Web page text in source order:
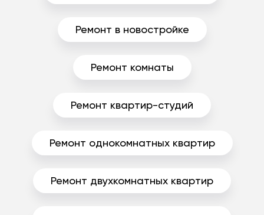
Ремонт в новостройке
Ремонт комнаты
Ремонт квартир-студий
Ремонт однокомнатных квартир
Ремонт двухкомнатных квартир